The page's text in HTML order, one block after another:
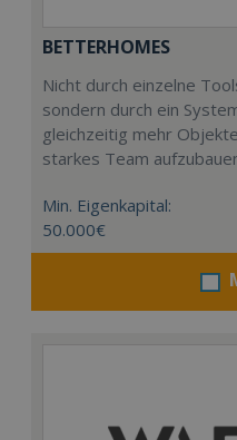
BETTERHOMES
Nicht durch einzelne
sondern durch ein
gleichzeitig mehr
starkes Team
Min. Eigenkapital:
50.000€